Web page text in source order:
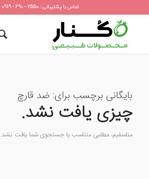
تماس با پشتیبانی : 2550 - 690 - 0919
بایگانی برچسب برای: ضد قارچ
چیزی یافت نشد.
متاسفیم، مطلبی متناسب با جستجوی شما یافت نشد.